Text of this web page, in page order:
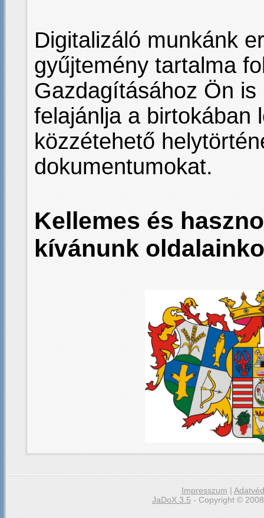
Digitalizáló munkánk
gyűjtemény tartalma
Gazdagításához Ön
felajánlja a birtokában
közzétehető
dokumentumokat.
Kellemes és
kívánunk
Impresszum |
JaDoX 3.5 - Copyright ©